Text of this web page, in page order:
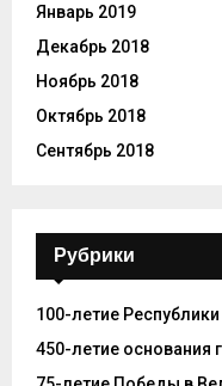
Январь 2019
Декабрь 2018
Ноябрь 2018
Октябрь 2018
Сентябрь 2018
Рубрики
100-летие
450-летие основания